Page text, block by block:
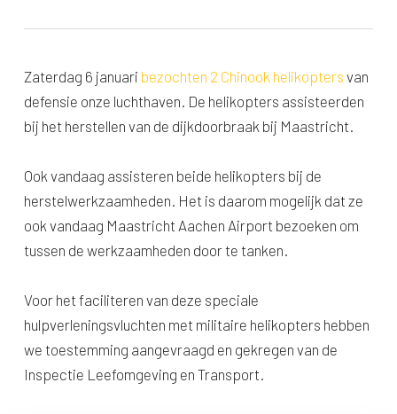
Zaterdag 6 januari bezochten 2 Chinook helikopters van
defensie onze luchthaven. De helikopters assisteerden
bij het herstellen van de dijkdoorbraak bij Maastricht.
Ook vandaag assisteren beide helikopters bij de
herstelwerkzaamheden. Het is daarom mogelijk dat ze
ook vandaag Maastricht Aachen Airport bezoeken om
tussen de werkzaamheden door te tanken.
Voor het faciliteren van deze speciale
hulpverleningsvluchten met militaire helikopters hebben
we toestemming aangevraagd en gekregen van de
Inspectie Leefomgeving en Transport.